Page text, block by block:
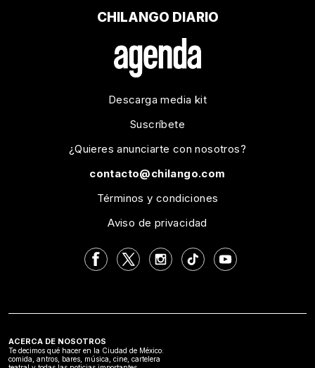
CHILANGO DIARIO
Descarga media kit
Suscríbete
¿Quieres anunciarte con nosotros?
contacto@chilango.com
Términos y condiciones
Aviso de privacidad
ACERCA DE NOSOTROS
Te decimos qué hacer en la Ciudad de México:
comida, antros, bares, música, cine, cartelera